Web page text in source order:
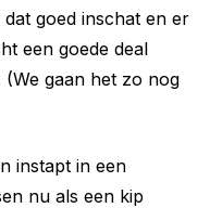
goed inschat en er
een goede deal
gaan het zo nog
instapt in een
nu als een kip